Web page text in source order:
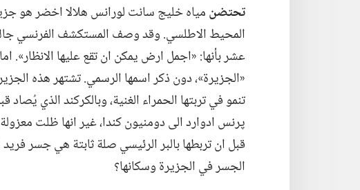
تحتضنمياه خليج سانت لورانس هلالا اخضر هو
المحيط الاطلسي.‏ وقد وصف المستكشف الفرنسي
«الجزيرة»،‏ دون ذكر اسمها الرسمي.‏ تشتهر هذه
پرنس ادوارد الى دومنيون كندا،‏ غير انها ظلت
قبل ان تربطها بالبر الرئيسي صلة ثابتة هي جسر
الجسر في الجزيرة وسكانها؟‏